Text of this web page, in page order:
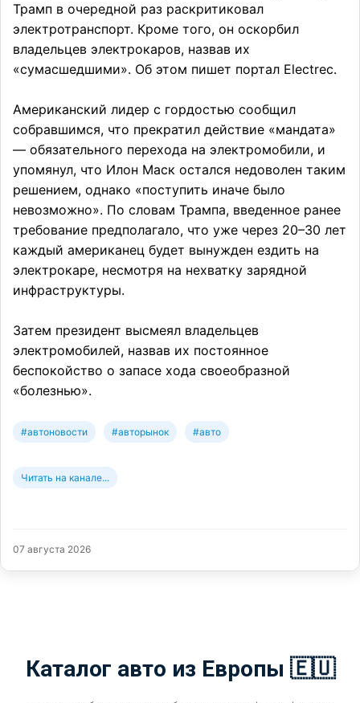
Трамп в очередной раз раскритиковал
электротранспорт. Кроме того, он оскорбил
владельцев электрокаров, назвав их
«сумасшедшими». Об этом пишет портал Electrec.
Американский лидер с гордостью сообщил
собравшимся, что прекратил действие «мандата»
— обязательного перехода на электромобили, и
упомянул, что Илон Маск остался недоволен таким
решением, однако «поступить иначе было
невозможно». По словам Трампа, введенное ранее
требование предполагало, что уже через 20–30 лет
каждый американец будет вынужден ездить на
электрокаре, несмотря на нехватку зарядной
инфраструктуры.
Затем президент высмеял владельцев
электромобилей, назвав их постоянное
беспокойство о запасе хода своеобразной
«болезнью».
#автоновости #авторынок #авто
Читать на канале...
07 августа 2026
Каталог авто из Европы 🇪🇺